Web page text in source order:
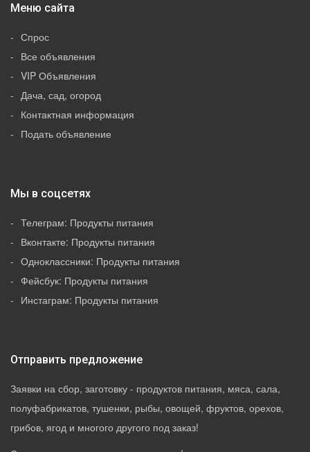
Меню сайта
Спрос
Все объявления
VIP Объявления
Дача, сад, огород
Контактная информация
Подать объявление
Мы в соцсетях
Телеграм: Продукты питания
Вконтакте: Продукты питания
Одноклассники: Продукты питания
Фейсбук: Продукты питания
Инстаграм: Продукты питания
Отправить предложение
Заявки на сбор, заготовку - продуктов питания, мяса, сала,
полуфабрикатов, тушенки, рыбы, овощей, фруктов, орехов,
грибов, ягод и многого другого под заказ!